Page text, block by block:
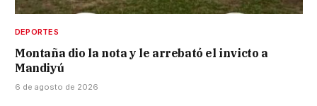
DEPORTES
Montaña dio la nota y le arrebató el invicto a
Mandiyú
6 de agosto de 2026